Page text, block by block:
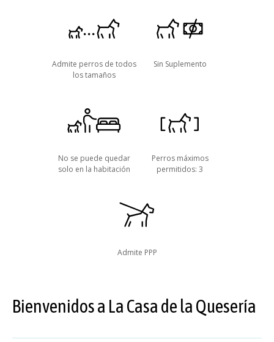
Admite perros de todos
los tamaños
Sin Suplemento
No se puede quedar
solo en la habitación
Perros máximos
permitidos: 3
Admite PPP
Bienvenidos a La Casa de la Quesería